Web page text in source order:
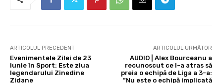
ARTICOLUL PRECEDENT
Evenimentele Zilei de 23
iunie în Sport: Este ziua
legendarului Zinedine
Zidane
ARTICOLUL URMĂTOR
AUDIO | Alex Bourceanu a
recunoscut ce l-a atras să
preia o echipă de Liga a 3-a:
”Nu este o echipă implicată